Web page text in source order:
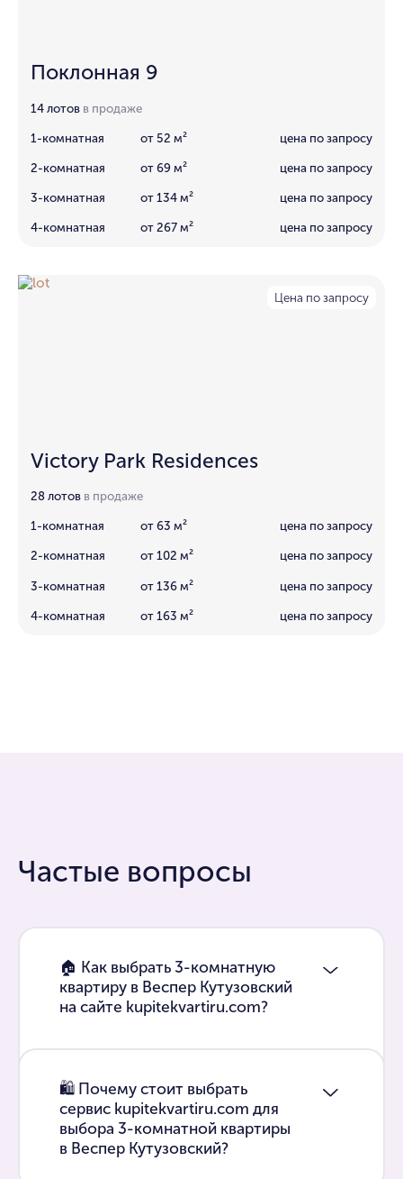
Поклонная 9
14 лотов в продаже
1-комнатная от 52 м² цена по запросу
2-комнатная от 69 м² цена по запросу
3-комнатная от 134 м² цена по запросу
4-комнатная от 267 м² цена по запросу
Цена по запросу
Victory Park Residences
28 лотов в продаже
1-комнатная от 63 м² цена по запросу
2-комнатная от 102 м² цена по запросу
3-комнатная от 136 м² цена по запросу
4-комнатная от 163 м² цена по запросу
Частые вопросы
🏠 Как выбрать 3-комнатную
квартиру в Веспер Кутузовский
на сайте kupitekvartiru.com?
🛍 Почему стоит выбрать
сервис kupitekvartiru.com для
выбора 3-комнатной квартиры
в Веспер Кутузовский?